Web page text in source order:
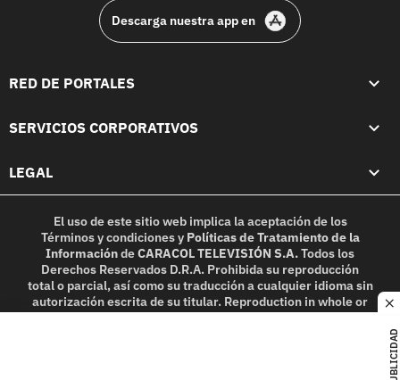
PUBLICIDAD
Descarga nuestra app en
RED DE PORTALES
SERVICIOS CORPORATIVOS
LEGAL
El uso de este sitio web implica la aceptación de los
Términos y condicionesy Políticas de Tratamiento de la
InformacióndeCARACOL TELEVISIÓN S.A.Todos los
Derechos Reservados D.R.A. Prohibida su reproducción
total o parcial, así como su traducción a cualquier idioma sin
autorización escrita de su titular. Reproduction in whole or
in part, or translation without written permission is